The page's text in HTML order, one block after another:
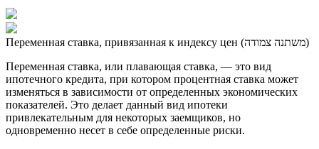
Переменная ставка, привязанная к индексу цен (משתנה צמודה)
Переменная ставка, или плавающая ставка, — это вид
ипотечного кредита, при котором процентная ставка может
изменяться в зависимости от определенных экономических
показателей. Это делает данный вид ипотеки
привлекательным для некоторых заемщиков, но
одновременно несет в себе определенные риски.